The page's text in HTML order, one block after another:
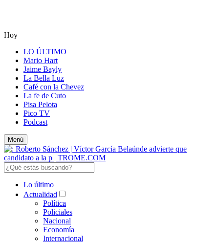
Hoy
LO ÚLTIMO
Mario Hart
Jaime Bayly
La Bella Luz
Café con la Chevez
La fe de Cuto
Pisa Pelota
Pico TV
Podcast
Menú
Lo último
Actualidad
Política
Policiales
Nacional
Economía
Internacional